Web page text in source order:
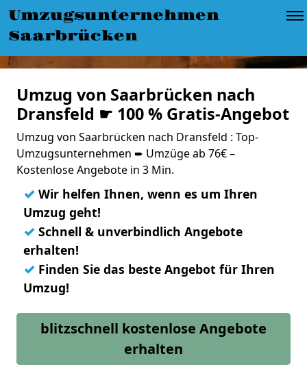
Umzugsunternehmen
Saarbrücken
Umzug von Saarbrücken nach
Dransfeld ☛ 100 % Gratis-Angebot
Umzug von Saarbrücken nach Dransfeld : Top-
Umzugsunternehmen ➨ Umzüge ab 76€ –
Kostenlose Angebote in 3 Min.
✓ Wir helfen Ihnen, wenn es um Ihren
Umzug geht!
✓ Schnell & unverbindlich Angebote
erhalten!
✓ Finden Sie das beste Angebot für Ihren
Umzug!
blitzschnell kostenlose Angebote
erhalten